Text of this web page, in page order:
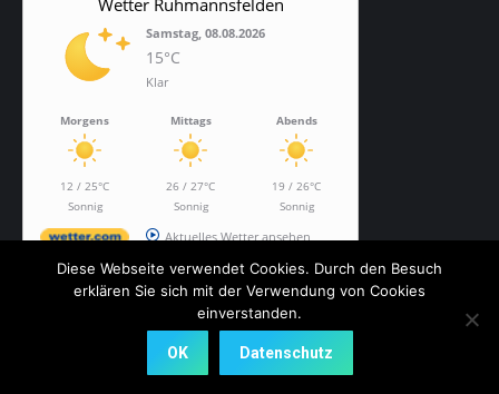
Samstag, 08.08.2026
15°C
Klar
Morgens
12 / 25°C
Sonnig
Mittags
26 / 27°C
Sonnig
Abends
19 / 26°C
Sonnig
Aktuelles Wetter ansehen
Dream-Theme — truly
premium WordPress themes
Bottom Menu
Diese Webseite verwendet Cookies. Durch den Besuch
erklären Sie sich mit der Verwendung von Cookies
einverstanden.
OK Datenschutz